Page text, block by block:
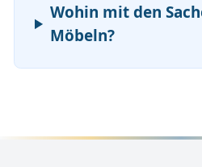
Wohin mit den
Möbeln?